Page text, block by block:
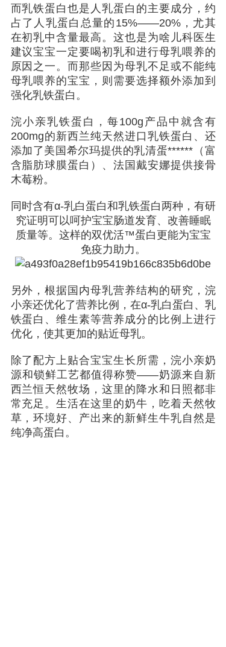
而乳铁蛋白也是人乳蛋白的主要成分，约
占了人乳蛋白总量的15%——20%，尤其
在初乳中含量最高。这也是为啥儿科医生
建议宝宝一定要喝初乳和进行母乳喂养的
原因之一。而那些因为母乳不足或不能纯
母乳喂养的宝宝，则需要选择额外添加到
强化乳铁蛋白。
浣小亲乳铁蛋白，每100g产品中就含有
200mg的新西兰纯天然进口乳铁蛋白、还
添加了美国希尔玛提供的乳清蛋******（富
含脂肪球膜蛋白）、法国戴安娜提供接骨
木莓粉。
同时含有α-乳白蛋白和乳铁蛋白两种，有研
究证明可以呵护宝宝肠道发育、改善睡眠
质量等。这样的双优活™蛋白更能为宝宝
免疫力助力。
另外，根据国内母乳营养结构的研究，浣
小亲还优化了营养比例，在α-乳白蛋白、乳
铁蛋白、维生素等营养成分的比例上进行
优化，使其更加的贴近母乳。
除了配方上贴合宝宝生长所需，浣小亲奶
源和锁鲜工艺都值得称赞——奶源来自新
西兰恒天然牧场，这里的降水和日照都非
常充足。生活在这里的奶牛，吃着天然牧
草，环境好、产出来的新鲜生牛乳自然是
纯净高蛋白。